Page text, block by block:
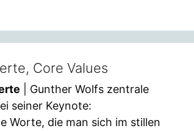
Core Values
| Gunther Wolfs zentrale
seiner Keynote:
Worte, die man sich im stillen